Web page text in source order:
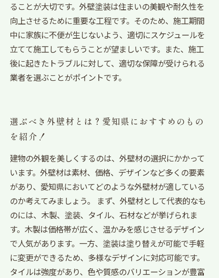
ることが大切です。外壁塗装は住まいの美観や耐久性を
向上させるために重要な工程です。そのため、施工期間
中に家族に不便が生じないよう、適切にスケジュールを
立てて施工してもらうことが望ましいです。また、施工
後に起きたトラブルに対して、適切な保障が受けられる
業者を選ぶことがポイントです。
選ぶべき外壁材とは？愛知県におすすめのもの
を紹介！
建物の外観を美しくするのは、外壁材の選択にかかって
います。外壁材は素材、価格、デザインなど多くの要素
があり、愛知県においてどのような外壁材が適している
のか考えてみましょう。 まず、外壁材として代表的なも
のには、木製、塗装、タイル、石材などが挙げられま
す。木製は価格帯が広く、温かみを感じさせるデザイン
で人気があります。一方、塗装は塗り替えが可能で手軽
に変更ができるため、多様なデザインに対応可能です。
タイルは強度があり、色や質感のバリエーションが豊富